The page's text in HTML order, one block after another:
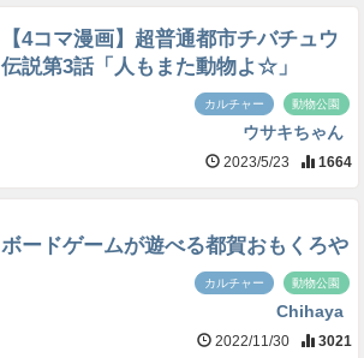
【4コマ漫画】超普通都市チバチュウ
伝説第3話「人もまた動物よ☆」
カルチャー 動物公園
ウサキちゃん
2023/5/23 1664
ボードゲームが遊べる都賀おもくろや
カルチャー 動物公園
Chihaya
2022/11/30 3021